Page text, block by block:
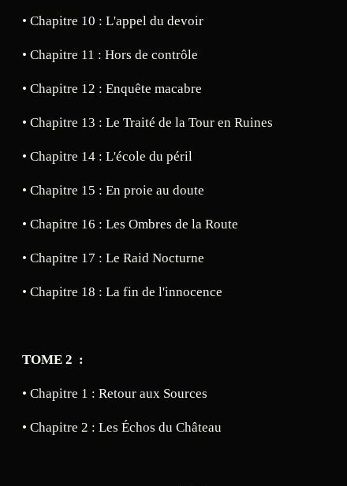
• Chapitre 10 : L'appel du devoir
• Chapitre 11 : Hors de contrôle
• Chapitre 12 : Enquête macabre
• Chapitre 13 : Le Traité de la Tour en Ruines
• Chapitre 14 : L'école du péril
• Chapitre 15 : En proie au doute
• Chapitre 16 : Les Ombres de la Route
• Chapitre 17 : Le Raid Nocturne
• Chapitre 18 : La fin de l'innocence
TOME 2 :
• Chapitre 1 : Retour aux Sources
• Chapitre 2 : Les Échos du Château